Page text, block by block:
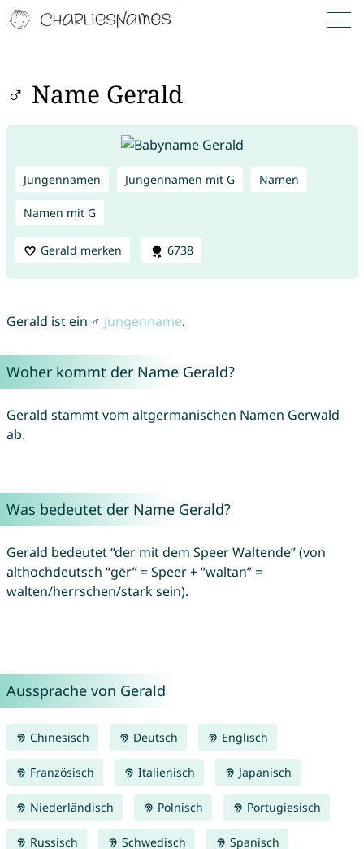
♂ Name Gerald
Jungennamen Jungennamen mit G Namen
Namen mit G
Gerald merken 6738
Gerald ist ein ♂ Jungenname.
Woher kommt der Name Gerald?
Gerald stammt vom altgermanischen Namen Gerwald
ab.
Was bedeutet der Name Gerald?
Gerald bedeutet “der mit dem Speer Waltende” (von
althochdeutsch “gēr” = Speer + “waltan” =
walten/herrschen/stark sein).
Aussprache von Gerald
Chinesisch Deutsch Englisch
Französisch Italienisch Japanisch
Niederländisch Polnisch Portugiesisch
Russisch Schwedisch Spanisch